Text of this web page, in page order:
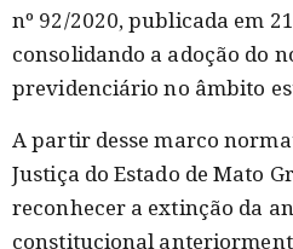
nº 92/2020, publicada em
consolidando a adoção do
previdenciário no âmbito
A partir desse marco
Justiça do Estado de Mato
reconhecer a extinção da
constitucional